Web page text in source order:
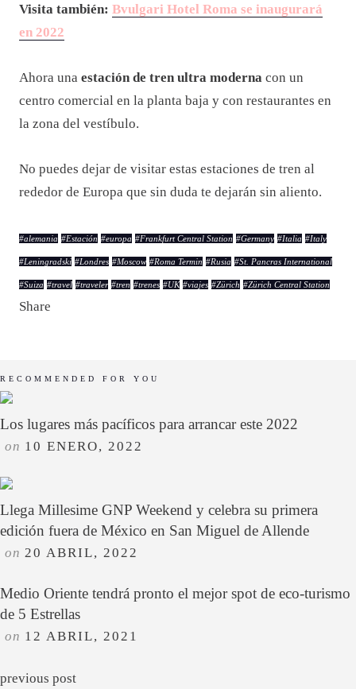
Visita también: Bvulgari Hotel Roma se inaugurará
en 2022
Ahora una estación de tren ultra moderna con un
centro comercial en la planta baja y con restaurantes en
la zona del vestíbulo.
No puedes dejar de visitar estas estaciones de tren al
rededor de Europa que sin duda te dejarán sin aliento.
#alemania #Estación #europa #Frankfurt Central Station #Germany #Italia #Italy
#Leningradski #Londres #Moscow #Roma Termin #Rusia #St. Pancras International
#Suiza #travel #traveler #tren #trenes #UK #viajes #Zürich #Zürich Central Station
Share
RECOMMENDED FOR YOU
Los lugares más pacíficos para arrancar este 2022
on 10 ENERO, 2022
Llega Millesime GNP Weekend y celebra su primera
edición fuera de México en San Miguel de Allende
on 20 ABRIL, 2022
Medio Oriente tendrá pronto el mejor spot de eco-turismo
de 5 Estrellas
on 12 ABRIL, 2021
previous post